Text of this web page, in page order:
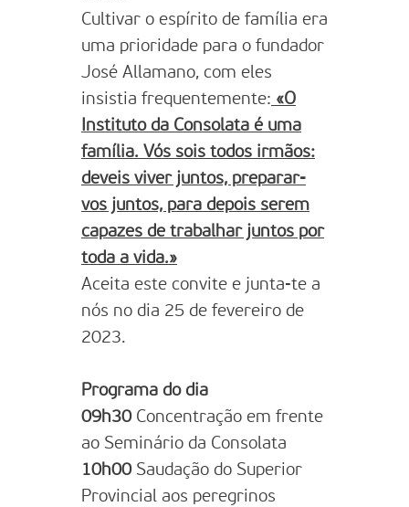
Cultivar o espírito de família era
uma prioridade para o fundador
José Allamano, com eles
insistia frequentemente: «O
Instituto da Consolata é uma
família. Vós sois todos irmãos:
deveis viver juntos, preparar-
vos juntos, para depois serem
capazes de trabalhar juntos por
toda a vida.»
Aceita este convite e junta-te a
nós no dia 25 de fevereiro de
2023.
Programa do dia
09h30 Concentração em frente
ao Seminário da Consolata
10h00 Saudação do Superior
Provincial aos peregrinos